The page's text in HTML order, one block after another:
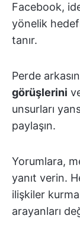
Facebook,
yönelik
tanır.
Perde
görüşlerini
unsurları
paylaşın.
Yorumlara,
yanıt verin.
ilişkiler
arayanları